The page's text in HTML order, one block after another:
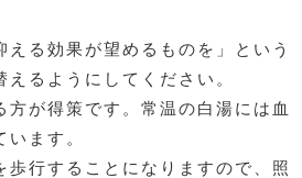
る効果が望めるものを」という
るようにしてください。
が得策です。常温の白湯には血
ます。
行することになりますので、照